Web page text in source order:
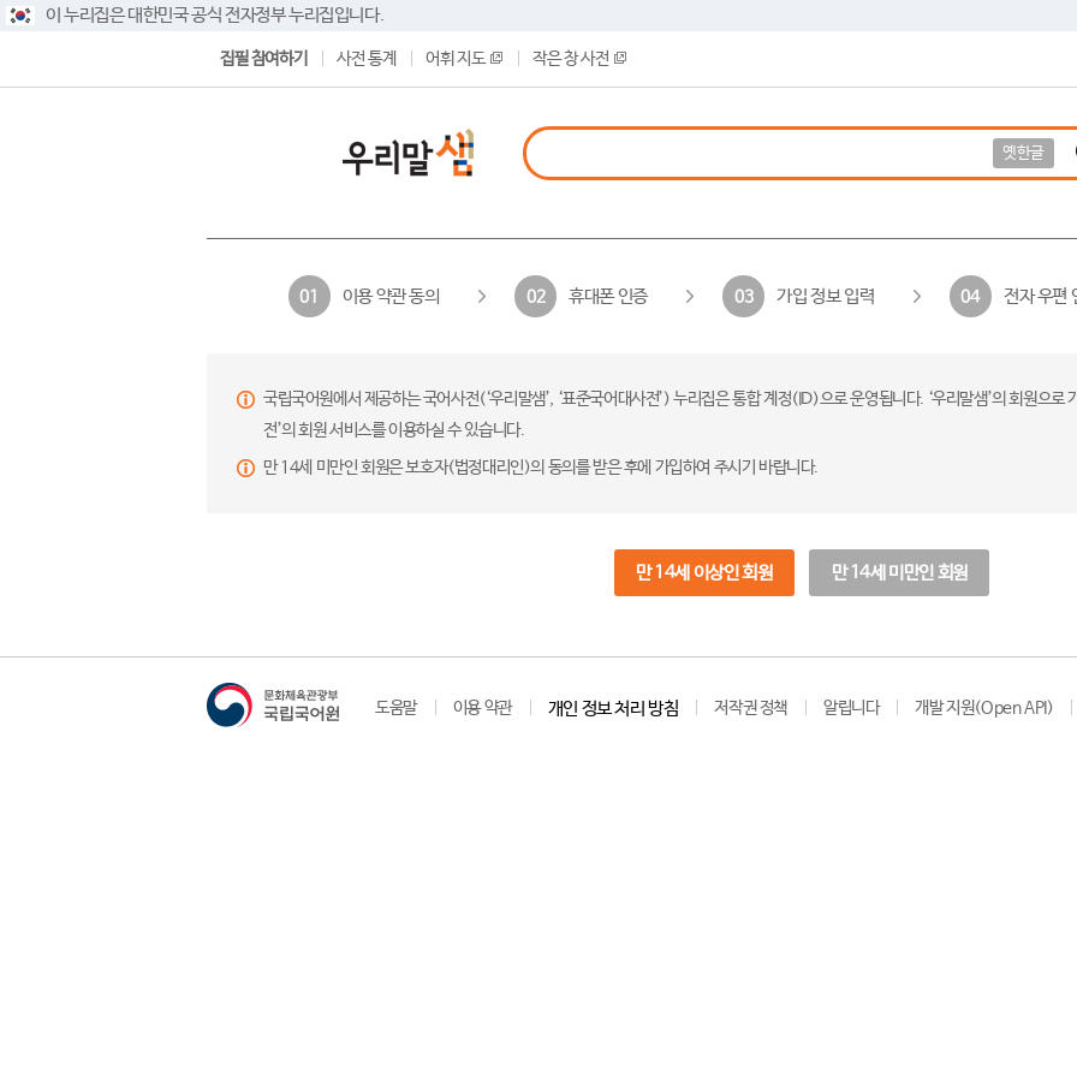
이 누리집은 대한민국 공식 전자정부 누리집입니다.
집필 참여하기 사전 통계 어휘 지도 작은 창 사전
옛한글
01 이용 약관 동의 02 휴대폰 인증 03 가입 정보 입력 04 전자 우편
국립국어원에서 제공하는 국어사전(‘우리말샘’, ‘표준국어대사전’) 누리집은 통합 계정(ID)으로 운영됩니다. ‘우리말샘’의 회원으
전’의 회원 서비스를 이용하실 수 있습니다.
만 14세 미만인 회원은 보호자(법정대리인)의 동의를 받은 후에 가입하여 주시기 바랍니다.
만 14세 이상인 회원 만 14세 미만인 회원
도움말 이용 약관 개인 정보 처리 방침 저작권 정책 알립니다 개발 지원(Open API)